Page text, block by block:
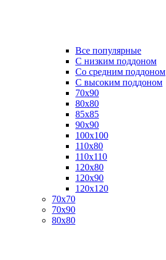
Все популярные
C низким поддоном
Со средним поддоном
С высоким поддоном
70х90
80х80
85х85
90х90
100х100
110х80
110х110
120х80
120х90
120х120
70х70
70х90
80х80